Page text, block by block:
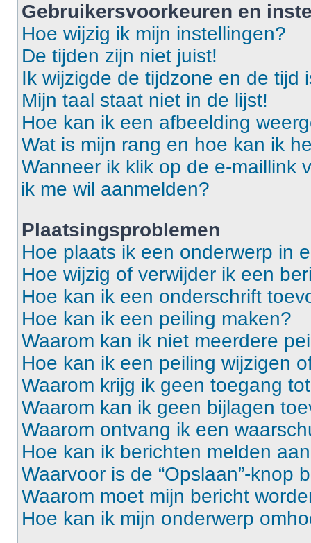
Gebruikersvoorkeuren en
Hoe wijzig ik mijn instellingen?
De tijden zijn niet juist!
Ik wijzigde de tijdzone en de tijd
Mijn taal staat niet in de lijst!
Hoe kan ik een afbeelding
Wat is mijn rang en hoe kan ik
Wanneer ik klik op de e-maillink
ik me wil aanmelden?
Plaatsingsproblemen
Hoe plaats ik een onderwerp in
Hoe wijzig of verwijder ik een
Hoe kan ik een onderschrift
Hoe kan ik een peiling maken?
Waarom kan ik niet meerdere
Hoe kan ik een peiling wijzigen
Waarom krijg ik geen toegang
Waarom kan ik geen bijlagen
Waarom ontvang ik een
Hoe kan ik berichten melden
Waarvoor is de “Opslaan”-knop
Waarom moet mijn bericht
Hoe kan ik mijn onderwerp